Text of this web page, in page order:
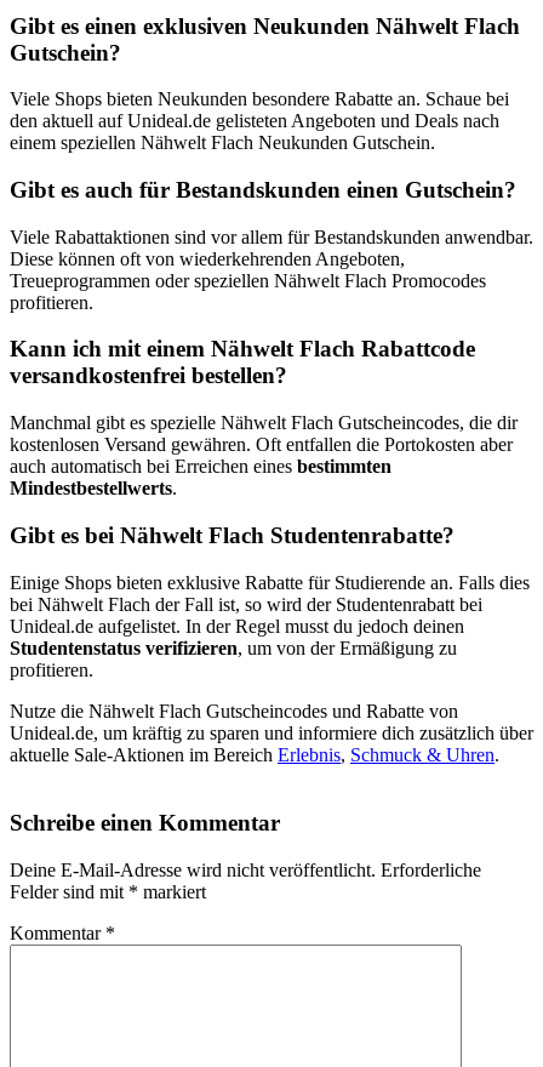
Gibt es einen exklusiven Neukunden Nähwelt Flach
Gutschein?
Viele Shops bieten Neukunden besondere Rabatte an. Schaue bei
den aktuell auf Unideal.de gelisteten Angeboten und Deals nach
einem speziellen Nähwelt Flach Neukunden Gutschein.
Gibt es auch für Bestandskunden einen Gutschein?
Viele Rabattaktionen sind vor allem für Bestandskunden anwendbar.
Diese können oft von wiederkehrenden Angeboten,
Treueprogrammen oder speziellen Nähwelt Flach Promocodes
profitieren.
Kann ich mit einem Nähwelt Flach Rabattcode
versandkostenfrei bestellen?
Manchmal gibt es spezielle Nähwelt Flach Gutscheincodes, die dir
kostenlosen Versand gewähren. Oft entfallen die Portokosten aber
auch automatisch bei Erreichen eines bestimmten
Mindestbestellwerts.
Gibt es bei Nähwelt Flach Studentenrabatte?
Einige Shops bieten exklusive Rabatte für Studierende an. Falls dies
bei Nähwelt Flach der Fall ist, so wird der Studentenrabatt bei
Unideal.de aufgelistet. In der Regel musst du jedoch deinen
Studentenstatus verifizieren, um von der Ermäßigung zu
profitieren.
Nutze die Nähwelt Flach Gutscheincodes und Rabatte von
Unideal.de, um kräftig zu sparen und informiere dich zusätzlich über
aktuelle Sale-Aktionen im Bereich Erlebnis, Schmuck & Uhren.
Schreibe einen Kommentar
Deine E-Mail-Adresse wird nicht veröffentlicht. Erforderliche
Felder sind mit * markiert
Kommentar *